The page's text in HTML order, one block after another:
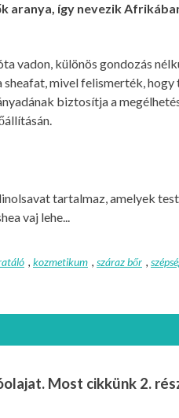
aranya, így nevezik
vadon, különös gondozás
mivel felismerték, hogy
biztosítja a
tartalmaz, amelyek
vaj lehe...
, kozmetikum , száraz bőr ,
Most cikkünk 2.